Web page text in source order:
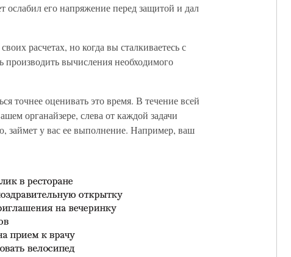
ослабил его напряжение перед защитой и дал
расчетах, но когда вы сталкиваетесь с
вычисления необходимого
точнее оценивать это время. В течение всей
органайзере, слева от каждой задачи
займет у вас ее выполнение. Например, ваш